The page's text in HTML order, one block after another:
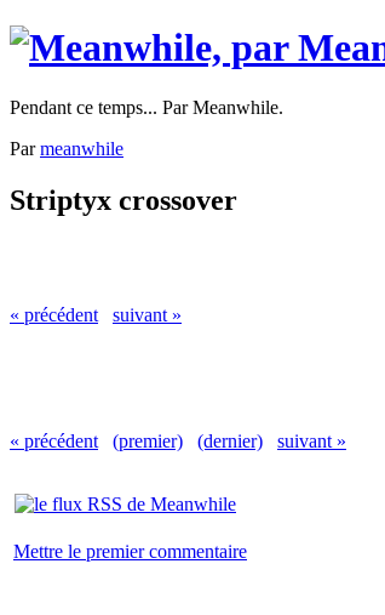
Pendant ce temps... Par Meanwhile.
Parmeanwhile
Striptyx crossover
« précédent suivant »
« précédent (premier) (dernier) suivant »
Mettre le premier commentaire